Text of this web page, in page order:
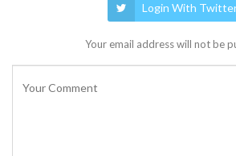
Login With
Your email address will not be